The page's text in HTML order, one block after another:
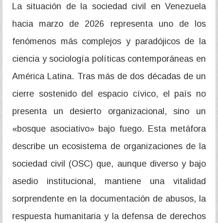
La situación de la sociedad civil en Venezuela
hacia marzo de 2026 representa uno de los
fenómenos más complejos y paradójicos de la
ciencia y sociología políticas contemporáneas en
América Latina. Tras más de dos décadas de un
cierre sostenido del espacio cívico, el país no
presenta un desierto organizacional, sino un
«bosque asociativo» bajo fuego. Esta metáfora
describe un ecosistema de organizaciones de la
sociedad civil (OSC) que, aunque diverso y bajo
asedio institucional, mantiene una vitalidad
sorprendente en la documentación de abusos, la
respuesta humanitaria y la defensa de derechos